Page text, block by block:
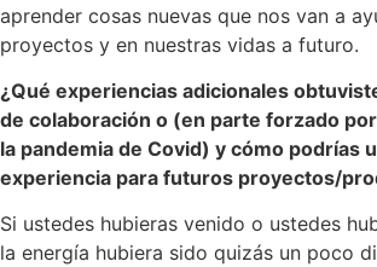
aprender cosas nuevas que nos van a
proyectos y en nuestras vidas a futuro.
¿Qué experiencias adicionales
de colaboración o (en parte forzado
la pandemia de Covid) y cómo podrías
experiencia para futuros proyectos/
Si ustedes hubieras venido o ustedes
la energía hubiera sido quizás un poco